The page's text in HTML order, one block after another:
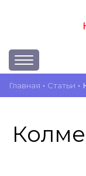
Услуги и
Вопрос-
Главная • Статьи •